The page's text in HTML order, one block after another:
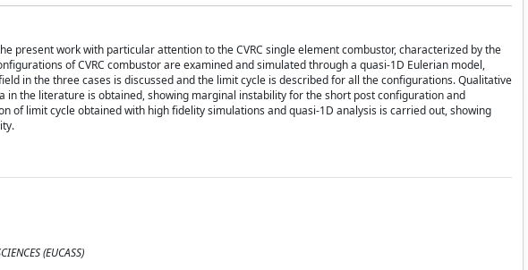
present work with particular attention to the CVRC single element combustor, characterized by the
of CVRC combustor are examined and simulated through a quasi-1D Eulerian model,
in the three cases is discussed and the limit cycle is described for all the conﬁgurations. Qualitative
the literature is obtained, showing marginal instability for the short post conﬁguration and
of limit cycle obtained with high ﬁdelity simulations and quasi-1D analysis is carried out, showing
(EUCASS)